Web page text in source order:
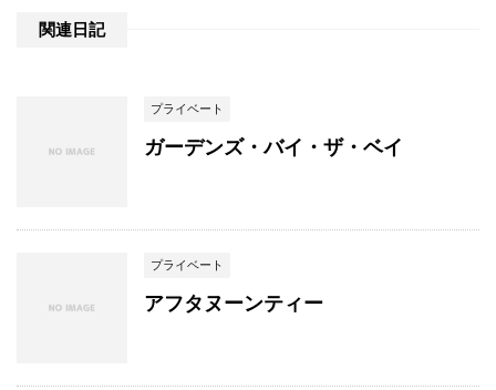
関連日記
プライベート
ガーデンズ・バイ・ザ・ベイ
プライベート
アフタヌーンティー